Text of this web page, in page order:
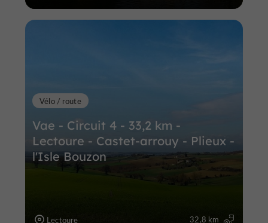
Vae - Circuit 4 - 33,2 km -
Lectoure - Castet-arrouy - Plieux -
l'Isle Bouzon
Vélo / route
Lectoure 32,8 km